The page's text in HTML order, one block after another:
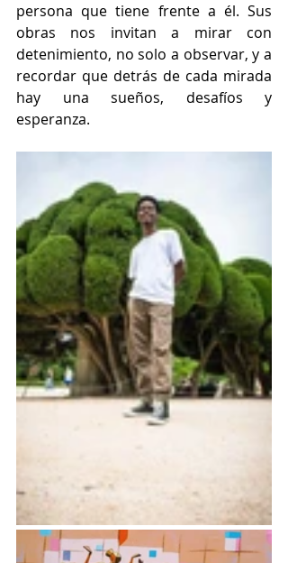
persona que tiene frente a él. Sus
obras nos invitan a mirar con
detenimiento, no solo a observar, y a
recordar que detrás de cada mirada
hay una sueños, desafíos y
esperanza.